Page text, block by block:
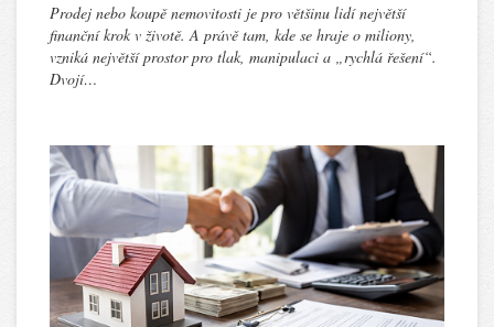
Prodej nebo koupě nemovitosti je pro většinu lidí největší
finanční krok v životě. A právě tam, kde se hraje o miliony,
vzniká největší prostor pro tlak, manipulaci a „rychlá řešení“.
Dvojí…